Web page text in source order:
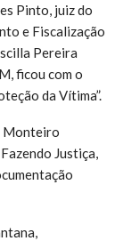
Pinto, juiz do
e Fiscalização
Pereira
ficou com o
da Vítima”.
Monteiro
Justiça,